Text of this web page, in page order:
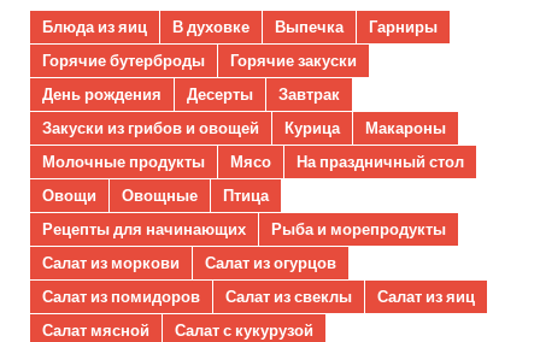
Блюда из яиц В духовке Выпечка
Гарниры
Горячие бутерброды
Горячие закуски
День рождения
Десерты
Завтрак
Закуски из грибов и овощей
Курица
Макароны
Молочные продукты
Мясо
На праздничный стол
Овощи
Овощные
Птица
Рецепты для начинающих
Рыба и морепродукты
Салат из моркови
Салат из огурцов
Салат из помидоров
Салат из свеклы
Салат из яиц
Салат мясной
Салат с кукурузой